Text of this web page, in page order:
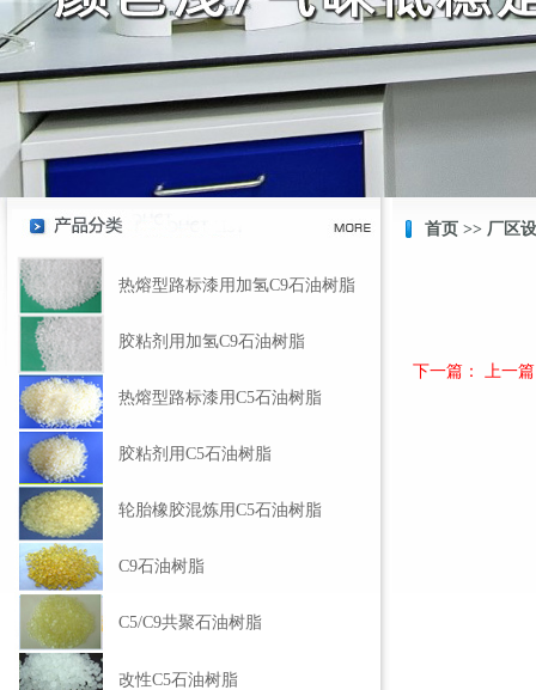
热熔型路标漆用加氢C9石油树脂
胶粘剂用加氢C9石油树脂
热熔型路标漆用C5石油树脂
胶粘剂用C5石油树脂
轮胎橡胶混炼用C5石油树脂
C9石油树脂
C5/C9共聚石油树脂
改性C5石油树脂
首页 >> 厂区
下一篇： 上一